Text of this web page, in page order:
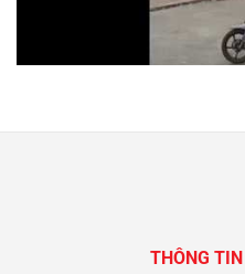
THÔNG